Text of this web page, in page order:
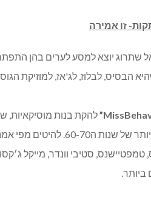
זו אמירה
שתרוג יוצא למסע לערים בהן
הבסיס, לבלוז, לג'אז, למוזיקת
”
70. להיטים מפי אמנים נצחיים כמו
סטיבי וונדר, מייקל
ביותר.